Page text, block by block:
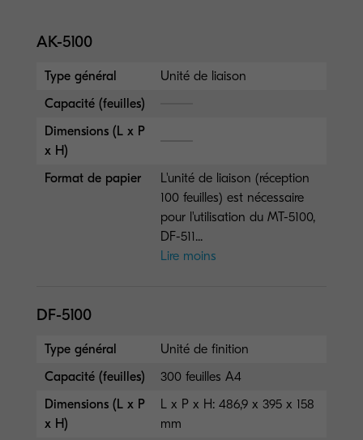
AK-5100
Type général
Unité de liaison
Capacité (feuilles)
Dimensions (L x P
x H)
Format de papier
L'unité de liaison (réception
100 feuilles) est nécessaire
pour l'utilisation du MT-5100,
DF-511...
Lire moins
DF-5100
Type général
Unité de finition
Capacité (feuilles)
300 feuilles A4
Dimensions (L x P
x H)
L x P x H: 486,9 x 395 x 158
mm